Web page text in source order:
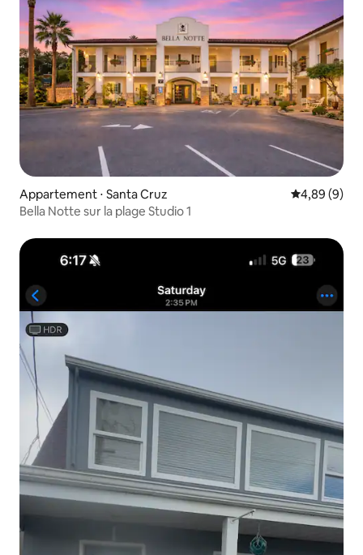
Appartement ⋅ Santa Cruz Évaluation
4,89 (9)
Bella Notte sur la plage Studio 1